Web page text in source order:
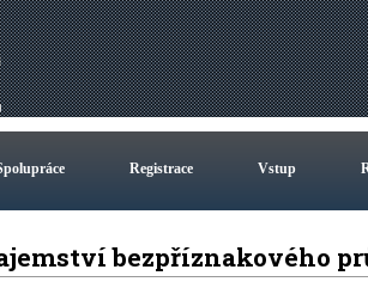
Registrace Vstup
bezpříznakového